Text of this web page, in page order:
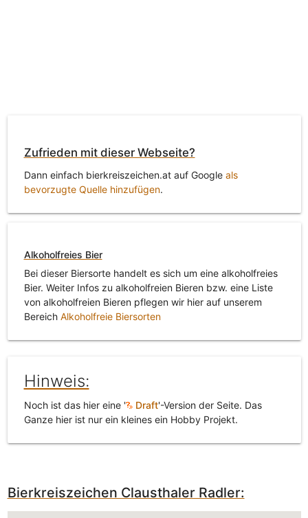
Zufrieden mit dieser Webseite?
Dann einfach bierkreiszeichen.at auf Google als
bevorzugte Quelle hinzufügen.
Alkoholfreies Bier
Bei dieser Biersorte handelt es sich um eine alkoholfreies
Bier. Weiter Infos zu alkoholfreien Bieren bzw. eine Liste
von alkoholfreien Bieren pflegen wir hier auf unserem
Bereich Alkoholfreie Biersorten
Hinweis:
Noch ist das hier eine ' Draft'-Version der Seite. Das
Ganze hier ist nur ein kleines ein Hobby Projekt.
Bierkreiszeichen Clausthaler Radler: